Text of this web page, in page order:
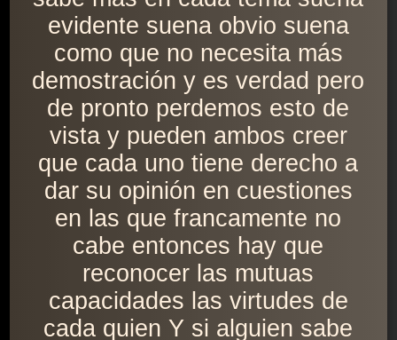
evidente suena obvio suena
como que no necesita más
demostración y es verdad pero
de pronto perdemos esto de
vista y pueden ambos creer
que cada uno tiene derecho a
dar su opinión en cuestiones
en las que francamente no
cabe entonces hay que
reconocer las mutuas
capacidades las virtudes de
cada quien Y si alguien sabe